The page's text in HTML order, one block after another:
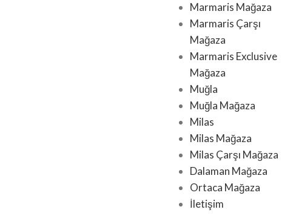
Marmaris Mağaza
Marmaris Çarşı
Mağaza
Marmaris Exclusive
Mağaza
Muğla
Muğla Mağaza
Milas
Milas Mağaza
Milas Çarşı Mağaza
Dalaman Mağaza
Ortaca Mağaza
İletişim